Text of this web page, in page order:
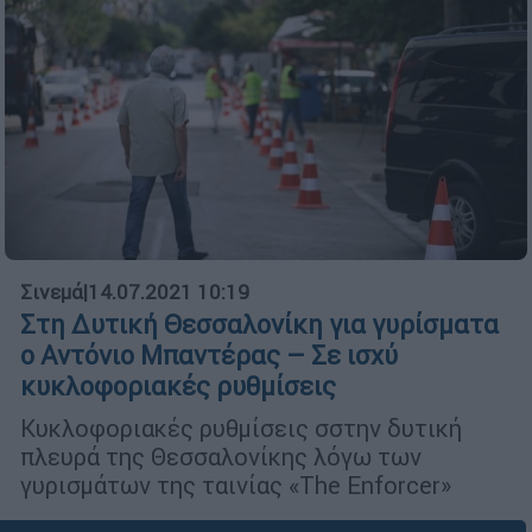
Σινεμά|14.07.2021 10:19
Στη Δυτική Θεσσαλονίκη για γυρίσματα
ο Αντόνιο Μπαντέρας – Σε ισχύ
κυκλοφοριακές ρυθμίσεις
Κυκλοφοριακές ρυθμίσεις σστην δυτική
πλευρά της Θεσσαλονίκης λόγω των
γυρισμάτων της ταινίας «The Enforcer»